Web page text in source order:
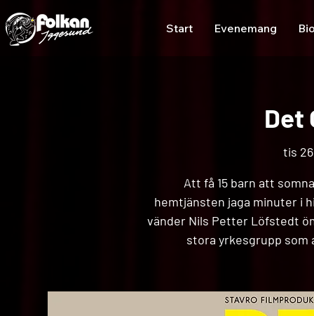
Start Evenemang
Det
tis
Att få 15 barn att
hemtjänsten jaga minuter i
vänder Nils Petter Löfstedt
stora yrkesgrupp som